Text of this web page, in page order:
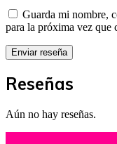
Guarda mi nombre,
para la próxima vez que
Reseñas
Aún no hay reseñas.